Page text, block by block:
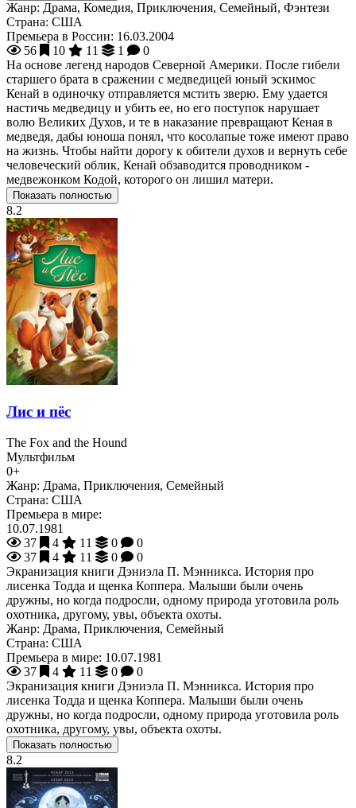
Жанр: Драма, Комедия, Приключения, Семейный, Фэнтези
Страна: США
Премьера в России: 16.03.2004
56
10 11 1
0
На основе легенд народов Северной Америки. После гибели
старшего брата в сражении с медведицей юный эскимос
Кенай в одиночку отправляется мстить зверю. Ему удается
настичь медведицу и убить ее, но его поступок нарушает
волю Великих Духов, и те в наказание превращают Кеная в
медведя, дабы юноша понял, что косолапые тоже имеют право
на жизнь. Чтобы найти дорогу к обители духов и вернуть себе
человеческий облик, Кенай обзаводится проводником -
медвежонком Кодой, которого он лишил матери.
Показать полностью
8.2
Лис и пёс
The Fox and the Hound
Мультфильм
0+
Жанр: Драма, Приключения, Семейный
Страна: США
Премьера в мире:
10.07.1981
37
4 11 0
0
37
4 11 0
0
Экранизация книги Дэниэла П. Мэнникса. История про
лисенка Тодда и щенка Коппера. Малыши были очень
дружны, но когда подросли, одному природа уготовила роль
охотника, другому, увы, объекта охоты.
Жанр: Драма, Приключения, Семейный
Страна: США
Премьера в мире: 10.07.1981
37
4 11 0
0
Экранизация книги Дэниэла П. Мэнникса. История про
лисенка Тодда и щенка Коппера. Малыши были очень
дружны, но когда подросли, одному природа уготовила роль
охотника, другому, увы, объекта охоты.
Показать полностью
8.2